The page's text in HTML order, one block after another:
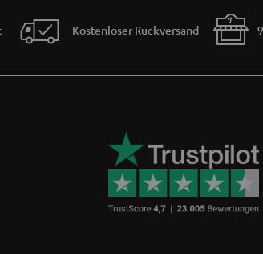
Kostenloser Rückversand